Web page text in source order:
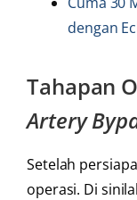
dengan
Tahapan
Artery
Setelah
operasi. Di